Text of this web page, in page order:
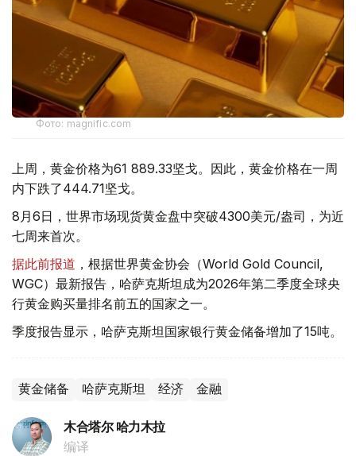
Фото: magnific.com
上周，黄金价格为61 889.33坚戈。因此，黄金价格在一周
内下跌了444.71坚戈。
8月6日，世界市场现货黄金盘中突破4300美元/盎司，为近
七周来首次。
据此前报道 ，根据世界黄金协会（World Gold Council,
WGC）最新报告，哈萨克斯坦成为2026年第二季度全球央
行黄金购买量排名前五的国家之一。
季度报告显示，哈萨克斯坦国家银行黄金储备增加了15吨。
黄金储备 哈萨克斯坦 经济 金融
木合塔尔 哈力木拉
编译